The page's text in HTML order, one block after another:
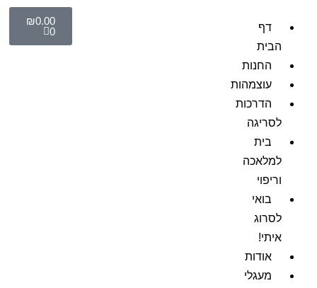
דף
הבית
החנות
עוצמהות
הדרכות
לסריגה
בית
למלאכה
וריפוי
בואי
לסרוג
איתי!
אודות
מעגלי
₪0.00
0